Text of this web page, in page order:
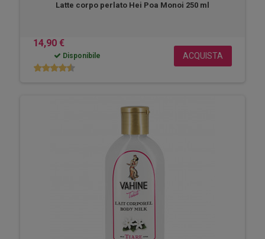
Latte corpo perlato Hei Poa Monoi 250 ml
14,90 €
Disponibile ACQUISTA